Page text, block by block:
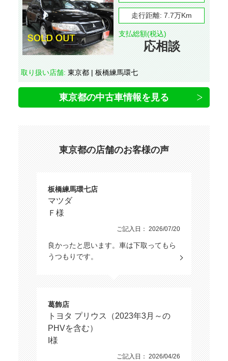
走行距離: 7.7万Km
支払総額(税込)
応相談
取り扱い店舗: 東京都 | 板橋練馬環七
東京都の中古車情報を見る
東京都の店舗のお客様の声
板橋練馬環七店
マツダ
Ｆ様
ご記入日： 2026/07/20
良かったと思います。車は下取ってもら
うつもりです。
葛飾店
トヨタ プリウス（2023年3月～の
PHVを含む）
I様
ご記入日： 2026/04/26